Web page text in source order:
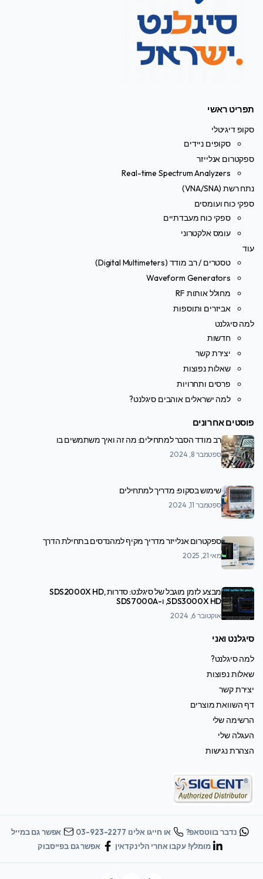
תפריט ראשי
סקופ דיגיטלי
סקופים ניידים
ספקטרום אנלייזר
Real-time Spectrum Analyzers
נתח רשת (VNA/SNA)
ספקי כוח ועומסים
ספקי כוח מעבדתיים
עומס אלקטרוני
עוד
טסטרים / רב מודד (Digital Multimeters)
Waveform Generators
מחולל אותות RF
אביזרים ותוספות
למה סיגלנט
חדשות
יצירת קשר
שאלות נפוצות
פרסים ותחרויות
למה ישראלים אוהבים סיגלנט?
פוסטים אחרונים
רב מודד הסבר למתחילים: מה זה ואיך משתמשים בו
ספטמבר 8, 2024
שימוש בסקופ: מדריך למתחילים
ספטמבר 11, 2024
ספקטרום אנלייזר מדריך מקיף למהנדסים בתחילת הדרך
מאי 21, 2025
מבצע לזמן מוגבל של סיגלנט: סדרות SDS2000X HD,
SDS3000X HD, ו-SDS7000A
אוקטובר 6, 2024
סיגלנט ואני
למה סיגלנט?
שאלות נפוצות
יצירת קשר
דף השוואת מוצרים
הרשימה שלי
העגלה שלי
הצהרת נגישות
נדבר בווטסאפ? או חייגו אלינו 03-923-2277
אפשר גם במייל
מומלץ! עקבו אחרי הלינקדאין
אפשר גם בפייסבוק